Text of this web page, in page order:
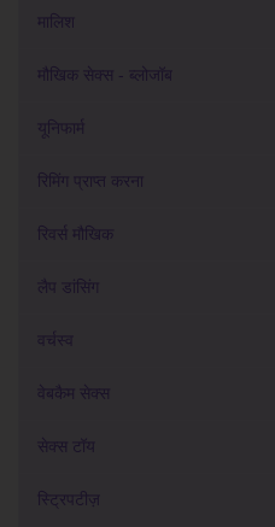
मालिश
मौखिक सेक्स - ब्लोजॉब
यूनिफार्म
रिमिंग प्राप्त करना
रिवर्स मौखिक
लैप डांसिंग
वर्चस्व
वेबकैम सेक्स
सेक्स टॉय
स्ट्रिपटीज़